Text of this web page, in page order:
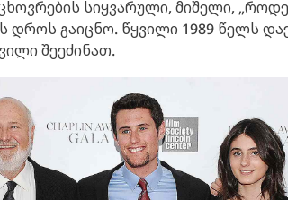
სიყვარული, მიშელი,
დროს გაიცნო. წყვილი 1989 წელს
შეეძინათ.